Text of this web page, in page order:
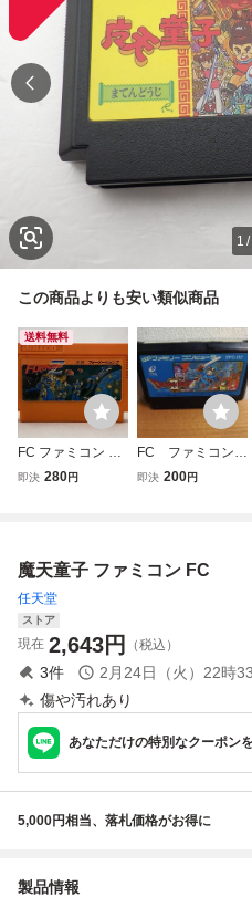
1 /
この商品よりも安い類似商品
送料無料
FC ファミコン フ
ォーメーションZ
即決 280円
FC ファミコン
ドラゴンクエスト
即決 200円
魔天童子 ファミコン FC
任天堂
ストア
現在 2,643円 （税込）
3件 2月24日（火）22時
傷や汚れあり
あなただけの特別なクーポン
5,000円相当、落札価格がお得に
製品情報